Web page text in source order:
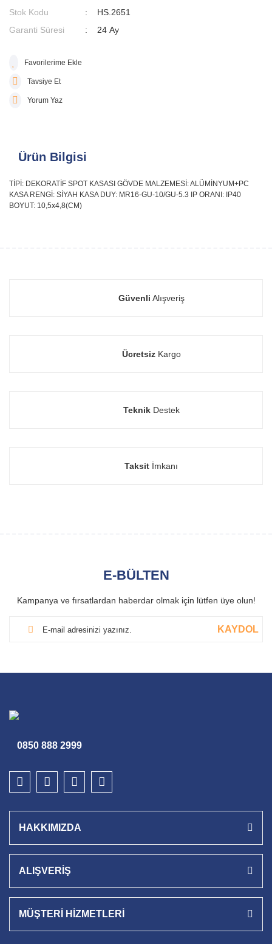
Stok Kodu
HS.2651
Garanti Süresi
24 Ay
Tavsiye Et
Yorum Yaz
Ürün Bilgisi
TİPİ: DEKORATİF SPOT KASASI GÖVDE MALZEMESİ: ALÜMİNYUM+PC
KASA RENGİ: SİYAH KASA DUY: MR16-GU-10/GU-5.3 IP ORANI: IP40
BOYUT: 10,5x4,8(CM)
Güvenli Alışveriş
ÜcretsizKargo
TeknikDestek
Taksit İmkanı
E-BÜLTEN
Kampanya ve fırsatlardan haberdar olmak için lütfen üye olun!
KAYDOL
0850 888 2999
HAKKIMIZDA
ALIŞVERİŞ
MÜŞTERİ HİZMETLERİ